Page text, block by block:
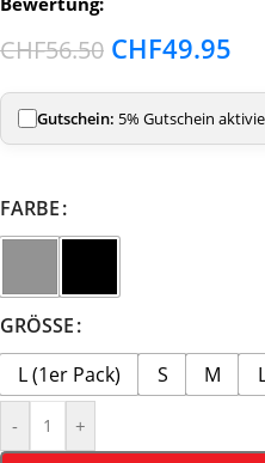
CHF56.50 CHF49.95
Gutschein: 5% Gutschein
FARBE
GRÖSSE
L (1er Pack)
S M
- +